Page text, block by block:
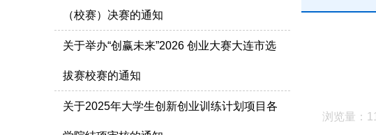
浏览量：
（校赛）决赛的通知
关于举办“创赢未来”2026 创业大赛大连市选
拔赛校赛的通知
关于2025年大学生创新创业训练计划项目各